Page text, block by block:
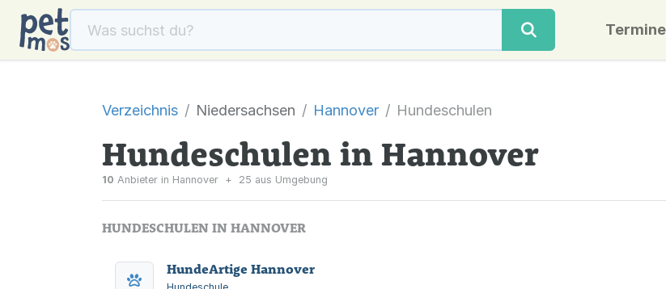
Termine
Verzeichnis Niedersachsen Hannover Hundeschulen
Hundeschulen in Hannover
10 Anbieter in Hannover + 25 aus Umgebung
HUNDESCHULEN IN HANNOVER
HundeArtige Hannover